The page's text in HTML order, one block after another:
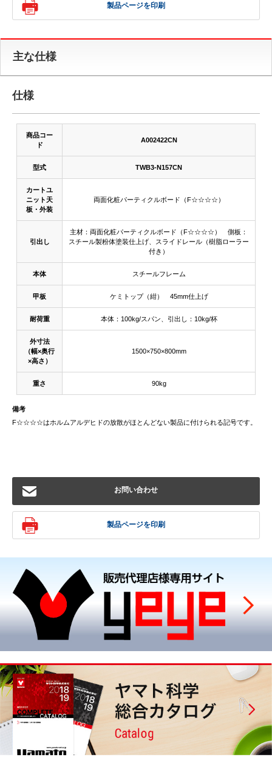
製品ページを印刷
主な仕様
仕様
商品コー
ド
A002422CN
型式 TWB3-N157CN
カートユ
ニット天
板・外装
両面化粧パーティクルボード（F☆☆☆☆）
引出し
主材：両面化粧パーティクルボード（F☆☆☆☆） 側板：
スチール製粉体塗装仕上げ、スライドレール（樹脂ローラー
付き）
本体 スチールフレーム
甲板 ケミトップ（紺） 45mm仕上げ
耐荷重 本体：100kg/スパン、引出し：10kg/杯
外寸法
（幅×奥行
×高さ）
1500×750×800mm
重さ 90kg
備考
F☆☆☆☆はホルムアルデヒドの放散がほとんどない製品に付けられる記号です。
お問い合わせ
製品ページを印刷